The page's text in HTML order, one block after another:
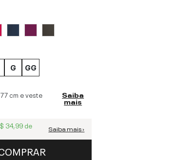
G GG
cm e veste Saiba
mais
34,99 de Saiba mais ›